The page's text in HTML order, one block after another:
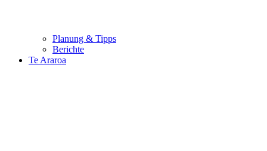
Planung & Tipps
Berichte
Te Araroa